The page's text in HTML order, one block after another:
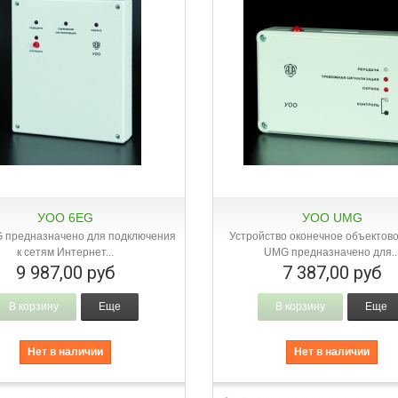
Быстрый просмотр
УОО 6ЕG
для подключения
к сетям Интернет...
9 987,00 руб
В корзину Еще
Нет в наличии
Быстрый просмотр
УОО UMG
Устройство оконечное
UMG предназначено
7 387,00 руб
В корзину Еще
Нет в наличии